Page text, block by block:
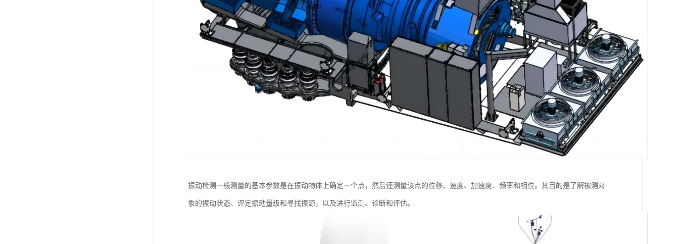
振动检测一般测量的基本参数是在振动物体上确定一个点，然后还测量该点的位移、速度、加速度、频率和相位。其目的是了解被测对
象的振动状态、评定振动量级和寻找振源，以及进行监测、诊断和评估。